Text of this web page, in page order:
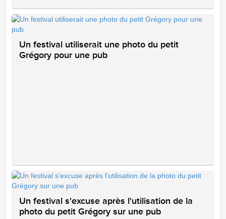
Un festival utiliserait une photo du petit
Grégory pour une pub
Un festival s'excuse après l'utilisation de la
photo du petit Grégory sur une pub